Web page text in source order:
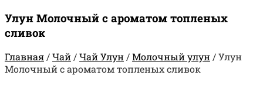
Улун Молочный с ароматом топленых
сливок
Главная/Чай/Чай Улун/Молочный улун/Улун
Молочный с ароматом топленых сливок